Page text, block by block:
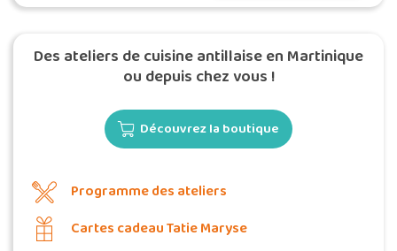
Des ateliers de cuisine antillaise en Martinique
ou depuis chez vous !
Découvrez la boutique
Programme des ateliers
Cartes cadeau Tatie Maryse